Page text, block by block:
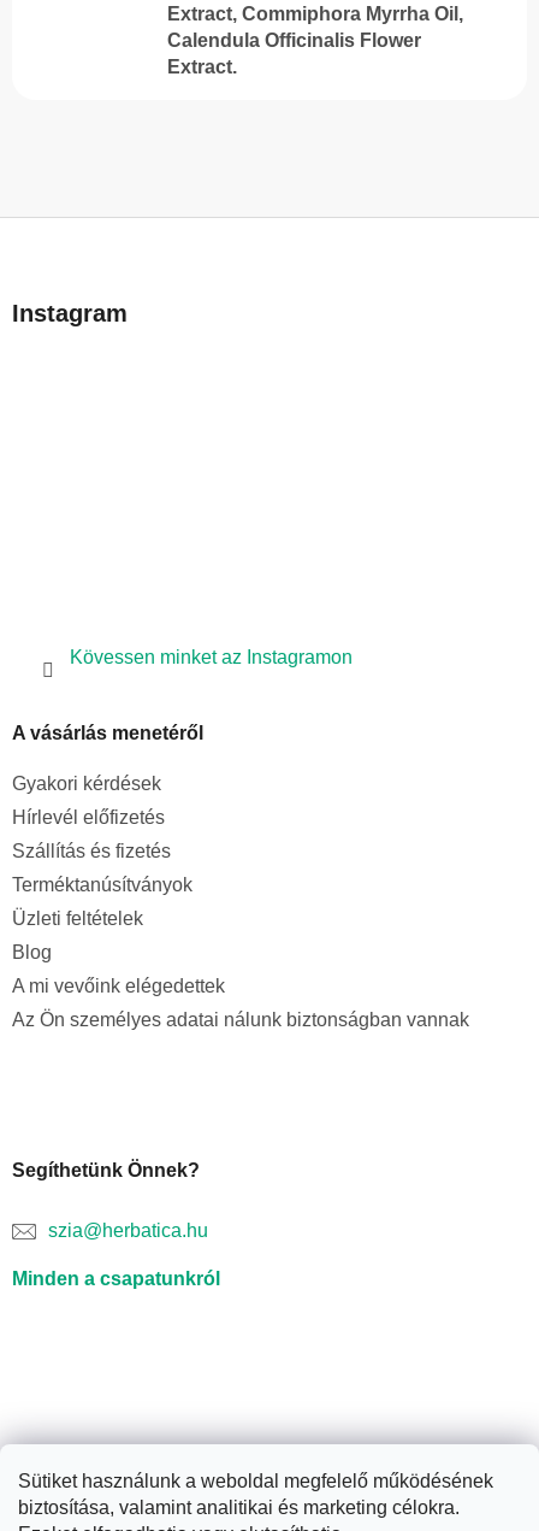
Sütiket használunk a weboldal megfelelő működésének
biztosítása, valamint analitikai és marketing célokra.
Extract, Commiphora Myrrha Oil,
Calendula Officinalis Flower
Extract.
bInstagram
Kövessen minket az Instagramon
A vásárlás menetéről
Gyakori kérdések
Hírlevél előfizetés
Szállítás és fizetés
Terméktanúsítványok
Üzleti feltételek
Blog
A mi vevőink elégedettek
Az Ön személyes adatai nálunk biztonságban vannak
Segíthetünk Önnek?
szia@herbatica.hu
Minden a csapatunkról
Shoptet készítette